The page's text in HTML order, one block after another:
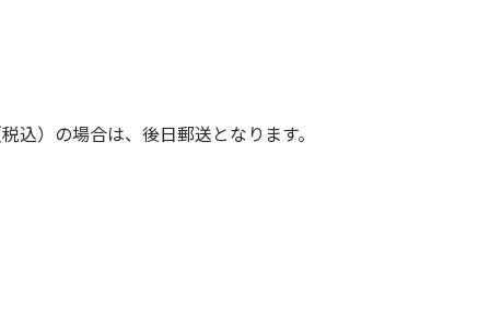
）の場合は、後日郵送となります。